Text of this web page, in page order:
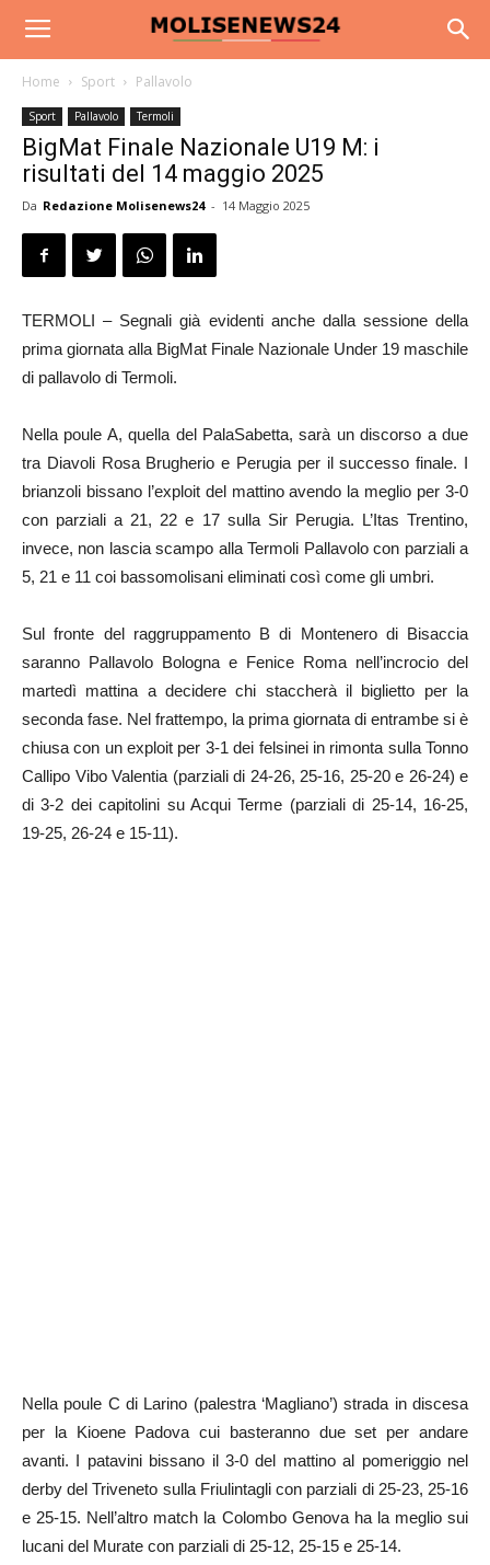
Home Sport Pallavolo
Sport Pallavolo Termoli
BigMat Finale Nazionale U19 M: i
risultati del 14 maggio 2025
Da Redazione Molisenews24 - 14 Maggio 2025
TERMOLI – Segnali già evidenti anche dalla sessione della
prima giornata alla BigMat Finale Nazionale Under 19 maschile
di pallavolo di Termoli.
Nella poule A, quella del PalaSabetta, sarà un discorso a due
tra Diavoli Rosa Brugherio e Perugia per il successo finale. I
brianzoli bissano l’exploit del mattino avendo la meglio per 3-0
con parziali a 21, 22 e 17 sulla Sir Perugia. L’Itas Trentino,
invece, non lascia scampo alla Termoli Pallavolo con parziali a
5, 21 e 11 coi bassomolisani eliminati così come gli umbri.
Sul fronte del raggruppamento B di Montenero di Bisaccia
saranno Pallavolo Bologna e Fenice Roma nell’incrocio del
martedì mattina a decidere chi staccherà il biglietto per la
seconda fase. Nel frattempo, la prima giornata di entrambe si è
chiusa con un exploit per 3-1 dei felsinei in rimonta sulla Tonno
Callipo Vibo Valentia (parziali di 24-26, 25-16, 25-20 e 26-24) e
di 3-2 dei capitolini su Acqui Terme (parziali di 25-14, 16-25,
19-25, 26-24 e 15-11).
Nella poule C di Larino (palestra ‘Magliano’) strada in discesa
per la Kioene Padova cui basteranno due set per andare
avanti. I patavini bissano il 3-0 del mattino al pomeriggio nel
derby del Triveneto sulla Friulintagli con parziali di 25-23, 25-16
e 25-15. Nell’altro match la Colombo Genova ha la meglio sui
lucani del Murate con parziali di 25-12, 25-15 e 25-14.